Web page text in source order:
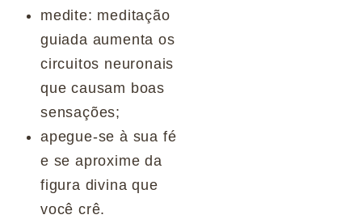
medite: meditação
guiada aumenta os
circuitos neuronais
que causam boas
sensações;
apegue-se à sua fé
e se aproxime da
figura divina que
você crê.